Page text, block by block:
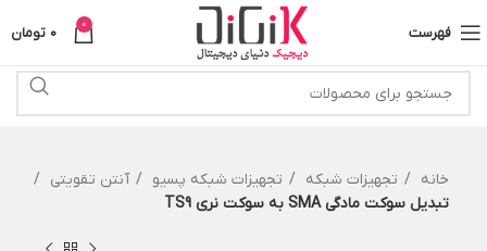
فهرست 0
0 تومان
خانه تجهیزات شبکه تجهیزات شبکه پسیو
آنتن تقویتی
تبدیل سوکت مادگی SMA به سوکت نری TS9